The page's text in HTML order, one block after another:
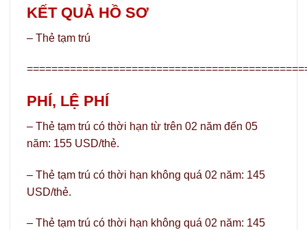
KẾT QUẢ HỒ SƠ
– Thẻ tạm trú
PHÍ, LỆ PHÍ
– Thẻ tạm trú có thời hạn từ trên 02 năm đến 05
năm: 155 USD/thẻ.
– Thẻ tạm trú có thời hạn không quá 02 năm: 145
USD/thẻ.
– Thẻ tạm trú có thời hạn không quá 02 năm: 145